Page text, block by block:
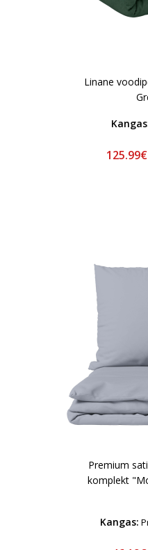
Linane
125.99€
Premium
komplekt
Kangas: